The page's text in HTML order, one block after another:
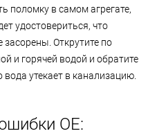
поломку в самом агрегате,
удостовериться, что
Открутите по
и горячей водой и обратите
утекает в канализацию.
ОЕ: